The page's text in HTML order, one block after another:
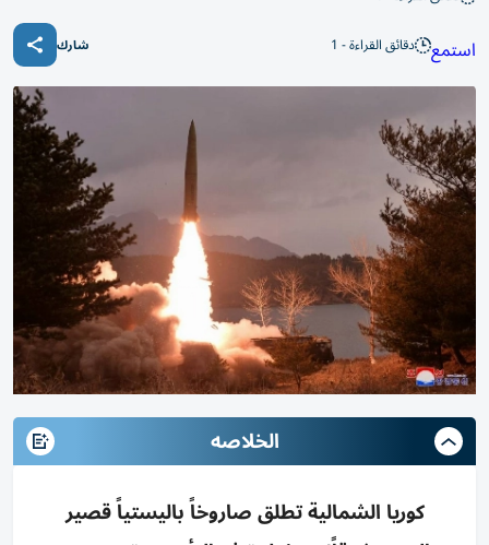
استمع دقائق القراءة - 1 شارك
الخلاصه
كوريا الشمالية تطلق صاروخاً باليستياً قصير